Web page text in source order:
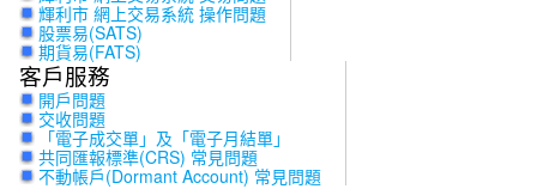
輝利市 網上交易系統 操作問題
股票易(SATS)
期貨易(FATS)
客戶服務
開戶問題
交收問題
「電子成交單」及「電子月結單」
共同匯報標準(CRS) 常見問題
不動帳戶(Dormant Account) 常見問題